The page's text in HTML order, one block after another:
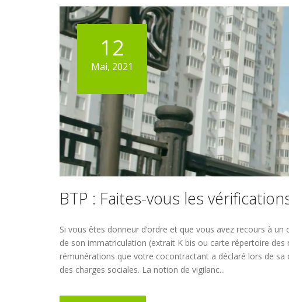
12
Mai, 2021
BTP : Faites-vous les
Si vous êtes donneur d’ordre et que vous avez recours à
de son immatriculation (extrait K bis ou carte répertoire
rémunérations que votre cocontractant a déclaré lors de
des charges sociales. La notion de vigilanc...